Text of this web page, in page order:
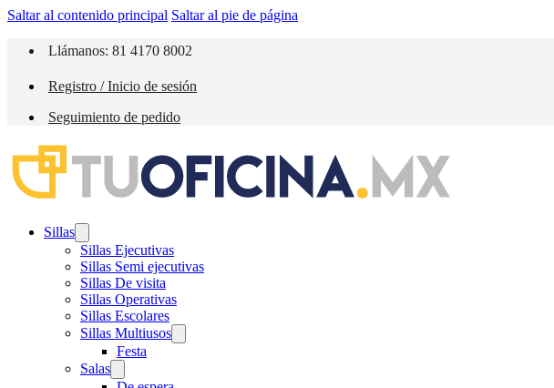
Saltar al contenido principal Saltar al pie de página
Llámanos: 81 4170 8002
Registro / Inicio de sesión
Seguimiento de pedido
Sillas
Sillas Ejecutivas
Sillas Semi ejecutivas
Sillas De visita
Sillas Operativas
Sillas Escolares
Sillas Multiusos
Festa
Salas